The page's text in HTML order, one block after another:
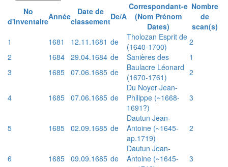
No
d'inventaireAnnée
Date de
classementDe/A
Correspondant-e
(Nom Prénom
Dates)
Nombre
de
scan(s)
1
1681 12.11.1681 de
Tholozan Esprit de
(1640-1700)
2
2
1684 29.04.1684 de Sanières des
1
3
1685 07.06.1685 de
Baulacre Léonard
(1670-1761)
2
4 1685 07.06.1685 de
Du Noyer Jean-
Philippe (~1668-
1691?)
3
5 1685 02.09.1685 de
Dautun Jean-
Antoine (~1645-
ap.1719)
2
6 1685 09.09.1685 de
Dautun Jean-
Antoine (~1645-
3